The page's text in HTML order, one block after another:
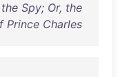
Spy; Or, the
Prince Charles